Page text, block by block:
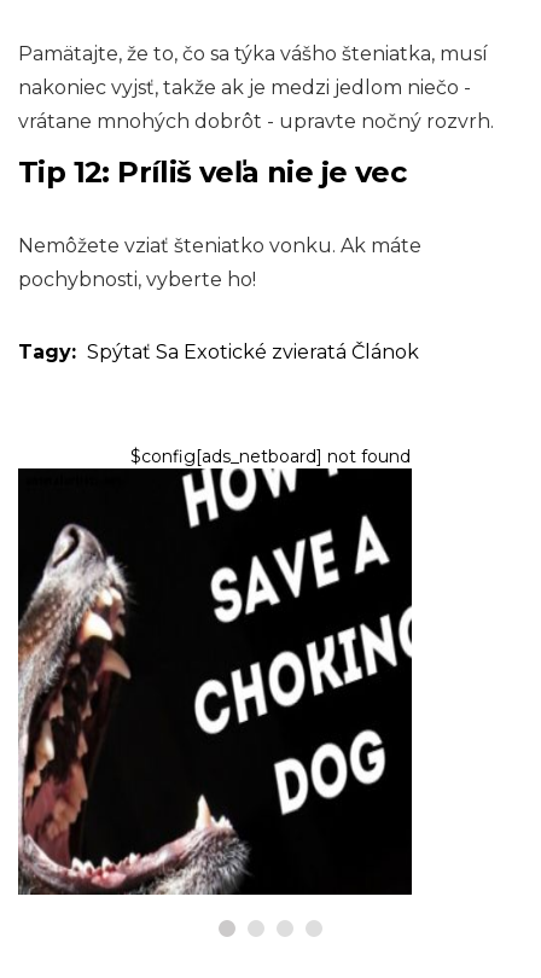
Pamätajte, že to, čo sa týka vášho šteniatka, musí
nakoniec vyjsť, takže ak je medzi jedlom niečo -
vrátane mnohých dobrôt - upravte nočný rozvrh.
Tip 12: Príliš veľa nie je vec
Nemôžete vziať šteniatko vonku. Ak máte
pochybnosti, vyberte ho!
Tagy: Spýtať Sa Exotické zvieratá Článok
$config[ads_netboard] not found
PSY
Najefektívnejší spôsob, ako
zachrániť život svojho
dusiaceho psa